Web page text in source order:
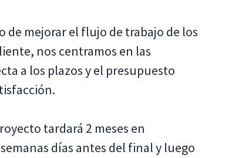
mejorar el flujo de trabajo de los
nos centramos en las
a los plazos y el presupuesto
tardará 2 meses en
días antes del final y luego